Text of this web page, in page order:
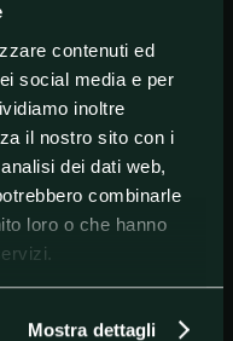
contenuti ed
social media e per
inoltre
il nostro sito con i
dei dati web,
combinarle
loro o che hanno
Mostra dettagli
Michael van Gerwen
Gabriel Clemens 2
Humphries 2
Joyce 1
del tedesco